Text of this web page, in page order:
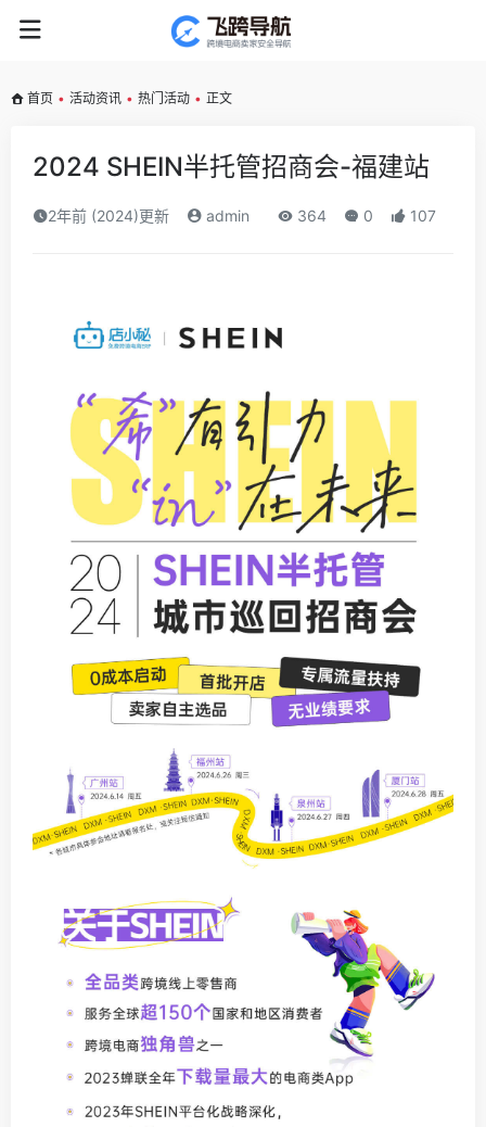
首页 • 活动资讯 • 热门活动 • 正文
2024 SHEIN半托管招商会-福建站
2年前 (2024)更新 admin 364 0 107